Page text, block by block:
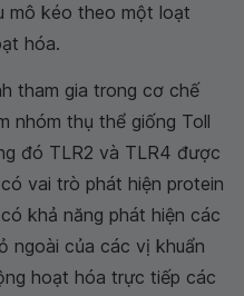
mô kéo theo một loạt
hóa.
tham gia trong cơ chế
nhóm thụ thể giống Toll
đó TLR2 và TLR4 được
vai trò phát hiện protein
khả năng phát hiện các
ngoài của các vị khuẩn
hoạt hóa trực tiếp các